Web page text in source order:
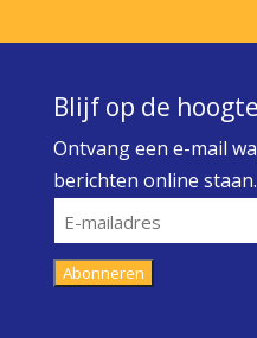
Blijf op de
Ontvang een e-mail
berichten online staan.
E-
mailadres
Abonneren